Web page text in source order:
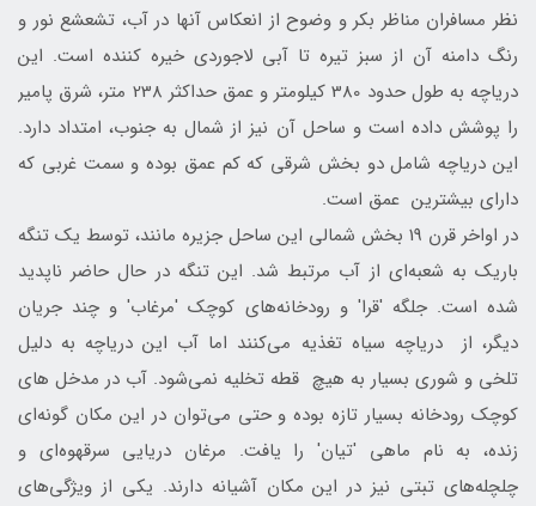
نظر مسافران مناظر بكر و وضوح از انعكاس آنها در آب، تشعشع نور و
رنگ دامنه آن از سبز تيره تا آبی لاجوردی خيره‌ كننده است. اين
درياچه به طول حدود 380 كيلومتر و عمق حداكثر 238 متر، شرق پامير
را پوشش داده است و ساحل آن نيز از شمال به جنوب، امتداد دارد.
اين درياچه شامل دو بخش شرقی كه كم عمق بوده و سمت غربی كه
دارای بيشترين عمق است.
در اواخر قرن 19 بخش شمالی اين ساحل جزيره مانند، توسط يك تنگه
باريك به شعبه‌ای از آب مرتبط شد. اين تنگه در حال حاضر ناپديد
شده است. جلگه 'قرا' و رودخانه‌های كوچك 'مرغاب' و چند جريان
ديگر، از درياچه سياه تغذيه می‌كنند اما آب اين درياچه به دليل
تلخی و شوری بسيار به هيچ قطه تخليه نمی‌شود. آب در مدخل های
كوچك رودخانه بسيار تازه بوده و حتی می‌توان در اين مكان گونه‌ای
زنده، به نام ماهی 'تيان' را يافت. مرغان دريايی سرقهوه‌ای و
چلچله‌های تبتی نيز در اين مكان آشيانه دارند. يكی از ويژگی‌های